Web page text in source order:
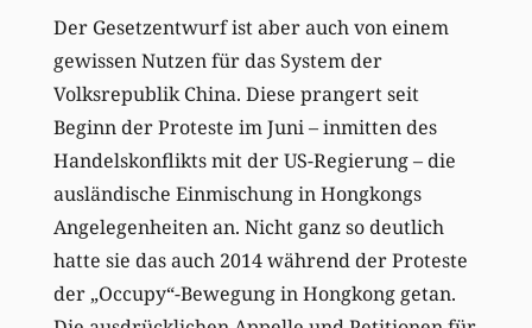
Der Gesetzentwurf ist aber auch von einem
gewissen Nutzen für das System der
Volksrepublik China. Diese prangert seit
Beginn der Proteste im Juni – inmitten des
Handelskonflikts mit der US-Regierung – die
ausländische Einmischung in Hongkongs
Angelegenheiten an. Nicht ganz so deutlich
hatte sie das auch 2014 während der Proteste
der „Occupy“-Bewegung in Hongkong getan.